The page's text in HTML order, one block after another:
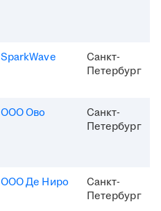
SparkWave
Санкт-
Петербург
ООО Ово
Санкт-
Петербург
ООО Де Ниро
Санкт-
Петербург